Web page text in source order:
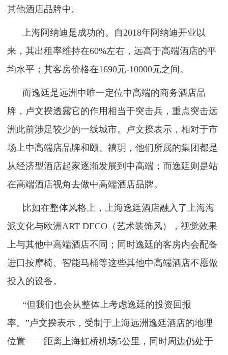
其他酒店品牌中。
上海阿纳迪是成功的。自2018年阿纳迪开业以
来，其出租率维持在60%左右，远高于高端酒店的平
均水平；其客房价格在1690元-10000元之间。
而逸廷是远洲中唯一定位中高端的商务酒店品
牌，卢文揆透露它的作用相当于突击兵，重点突击远
洲此前涉足较少的一线城市。卢文揆表示，相对于市
场上中高端店品牌和颐、禧玥，他们所属的集团都是
从经济型酒店起家逐渐发展到中高端；而逸廷则是站
在高端酒店视角去做中高端酒店品牌。
比如在整体风格上，上海逸廷酒店融入了上海海
派文化与欧洲ART DECO（艺术装饰风），视觉效果
上与其他中高端酒店不同；同时逸廷的客房内会配备
进口按摩椅、智能马桶等这些其他中高端酒店不愿做
投入的设备。
“但我们也会从整体上考虑逸廷的投资回报
率。”卢文揆表示，受制于上海远洲逸廷酒店的地理
位置——距离上海虹桥机场5公里，同时周边仍处于